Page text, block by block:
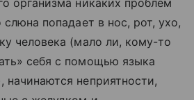
организма никаких проблем
слюна попадает в нос, рот, ухо,
человека (мало ли, кому-то
себя с помощью языка
начинаются неприятности,